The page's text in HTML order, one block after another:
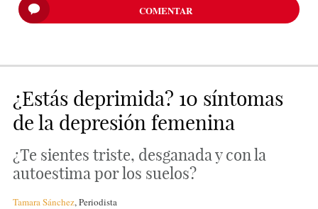
COMENTAR
¿Estás deprimida? 10 síntomas
de la depresión femenina
¿Te sientes triste, desganada y con la
autoestima por los suelos?
Tamara Sánchez,Periodista